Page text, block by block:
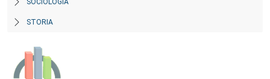
SOCIOLOGIA
STORIA